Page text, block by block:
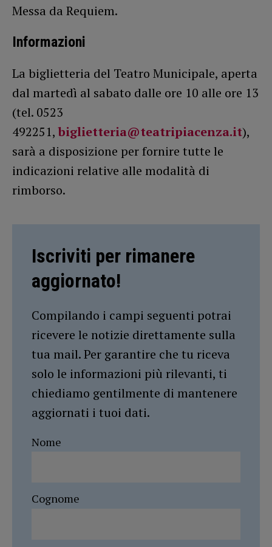
Messa da Requiem.
Informazioni
La biglietteria del Teatro Municipale, aperta
dal martedì al sabato dalle ore 10 alle ore 13
(tel. 0523
492251,biglietteria@teatripiacenza.it),
sarà a disposizione per fornire tutte le
indicazioni relative alle modalità di
rimborso.
Iscriviti per rimanere
aggiornato!
Compilando i campi seguenti potrai
ricevere le notizie direttamente sulla
tua mail. Per garantire che tu riceva
solo le informazioni più rilevanti, ti
chiediamo gentilmente di mantenere
aggiornati i tuoi dati.
Nome
Cognome